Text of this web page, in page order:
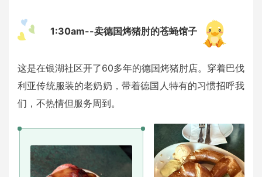
1:30am--卖德国烤猪肘的苍蝇馆子
这是在银湖社区开了60多年的德国烤猪肘店。穿着巴伐
利亚传统服装的老奶奶，带着德国人特有的习惯招呼我
们，不热情但服务周到。